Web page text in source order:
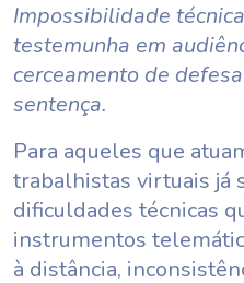
Impossibilidade
testemunha em
cerceamento de
sentença.
Para aqueles que
trabalhistas virtuais já
dificuldades técnicas
instrumentos
à distância,